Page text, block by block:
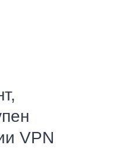
VPN